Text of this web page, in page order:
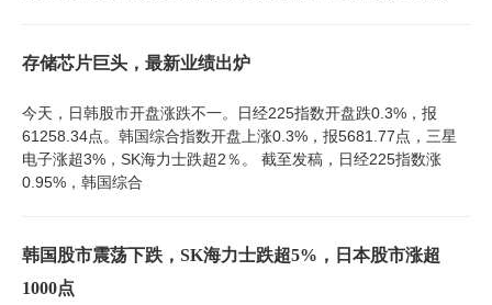
存储芯片巨头，最新业绩出炉
今天，日韩股市开盘涨跌不一。日经225指数开盘跌0.3%，报
61258.34点。韩国综合指数开盘上涨0.3%，报5681.77点，三星
电子涨超3%，SK海力士跌超2％。 截至发稿，日经225指数涨
0.95%，韩国综合
韩国股市震荡下跌，SK海力士跌超5%，日本股市涨超
1000点